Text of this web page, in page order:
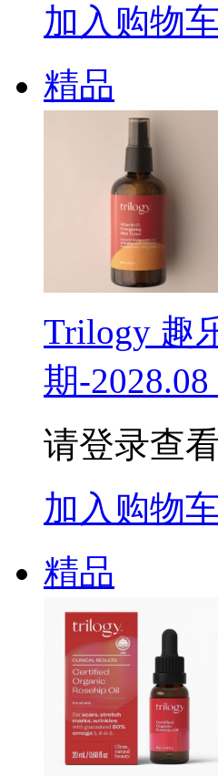
加入购物
精品
Trilogy 趣
期-2028.08
请登录查
加入购物
精品